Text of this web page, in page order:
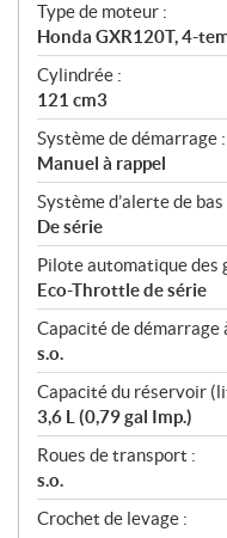
Type de moteur :
Honda GXR120T, 4-
Cylindrée :
121 cm3
Système de démarrage :
Manuel à rappel
Système d’alerte de bas
De série
Pilote automatique des
Eco-Throttle de série
Capacité de démarrage
s.o.
Capacité du réservoir
3,6 L (0,79 gal Imp.)
Roues de transport :
s.o.
Crochet de levage :